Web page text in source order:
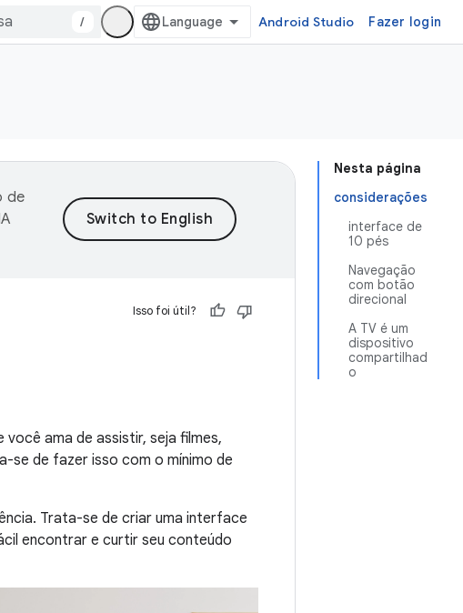
/ Android Studio Fazer login
Nesta página
considerações
interface de
10 pés
Navegação
com botão
direcional
A TV é um
dispositivo
compartilhad
o
de
Isso foi útil?
ama de assistir, seja filmes,
se de fazer isso com o mínimo de
Trata-se de criar uma interface
encontrar e curtir seu conteúdo